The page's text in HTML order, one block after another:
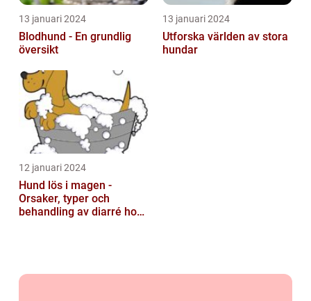
13 januari 2024
Blodhund - En grundlig
översikt
13 januari 2024
Utforska världen av stora
hundar
12 januari 2024
Hund lös i magen -
Orsaker, typer och
behandling av diarré hos